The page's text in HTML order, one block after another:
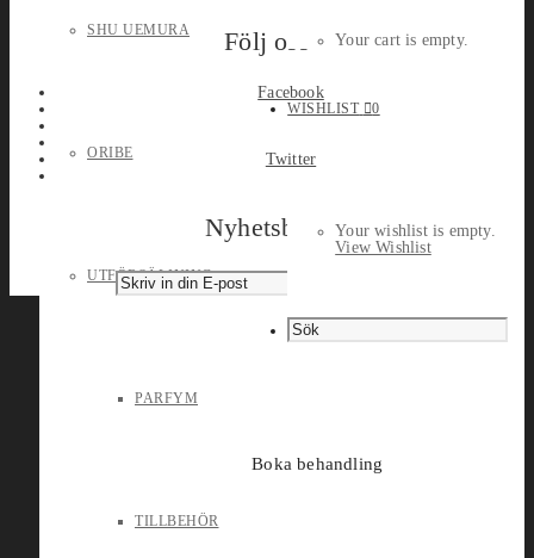
SHU UEMURA
ORIBE
UTFÖRSÄLJNING
PARFYM
TILLBEHÖR
Your cart is empty.
WISHLIST 0
Your wishlist is empty.
View Wishlist
Boka behandling
Följ oss
Facebook
Twitter
Nyhetsbrev